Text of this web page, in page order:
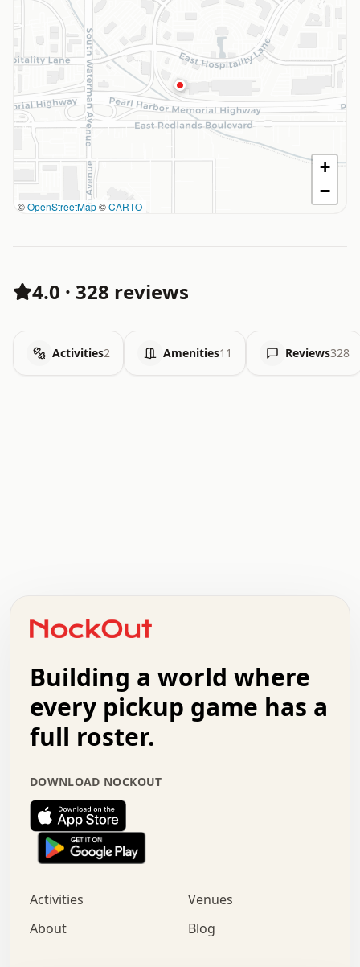
©OpenStreetMap©CARTO
+
−
4.0 · 328 reviews
Activities2 Amenities11 Reviews328
+   .   .   .   .   .   .   .   .   .   +   .   .
.   .   .   .   .   .   .   .   .   .   .   :   .
.   .   .   .   +   .   .   .   .   .   .   .   +
.   :   .   .   .   .   .   .   .   .   o   .   .
.   .   x   .   .   .   .   .   .   :   .   .   o
.   .   .   .   :   .   .   .   .   o   .   .   .
.   .   .   .   .   .   .   :   .   .   .   .   .
.   .   .   .   .   .   .   +   .   .   x   .   .
.   .   .   .   .   :   +   .   .   .   .   .   o
.   .   .   .   .   .   .   .   .   .   .   .   .
.   .   :   o   .   .   .   .   .   .   .   +   .
.   o   .   .   .   .   x   .   .   .   .   .   .
+   .   o   .   .   .   .   o   .   .   .   .
.   +   .   .   .   .   .   .   .   .   :   .   x
Building a world where
every pickup game has a
full roster.
DOWNLOAD NOCKOUT
Activities
Venues
About
Blog